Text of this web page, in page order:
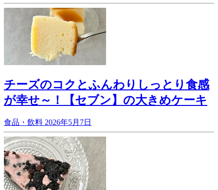
チーズのコクとふんわりしっとり食感
が幸せ～！【セブン】の大きめケーキ
食品・飲料 2026年5月7日